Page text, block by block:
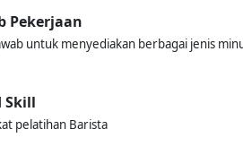
Pekerjaan
untuk menyediakan berbagai jenis
Skill
pelatihan Barista